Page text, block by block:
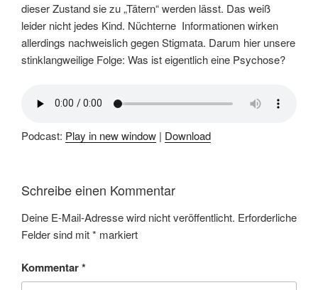
dieser Zustand sie zu „Tätern“ werden lässt. Das weiß
leider nicht jedes Kind. Nüchterne Informationen wirken
allerdings nachweislich gegen Stigmata. Darum hier unsere
stinklangweilige Folge: Was ist eigentlich eine Psychose?
Podcast: Play in new window | Download
Schreibe einen Kommentar
Deine E-Mail-Adresse wird nicht veröffentlicht. Erforderliche
Felder sind mit* markiert
Kommentar*